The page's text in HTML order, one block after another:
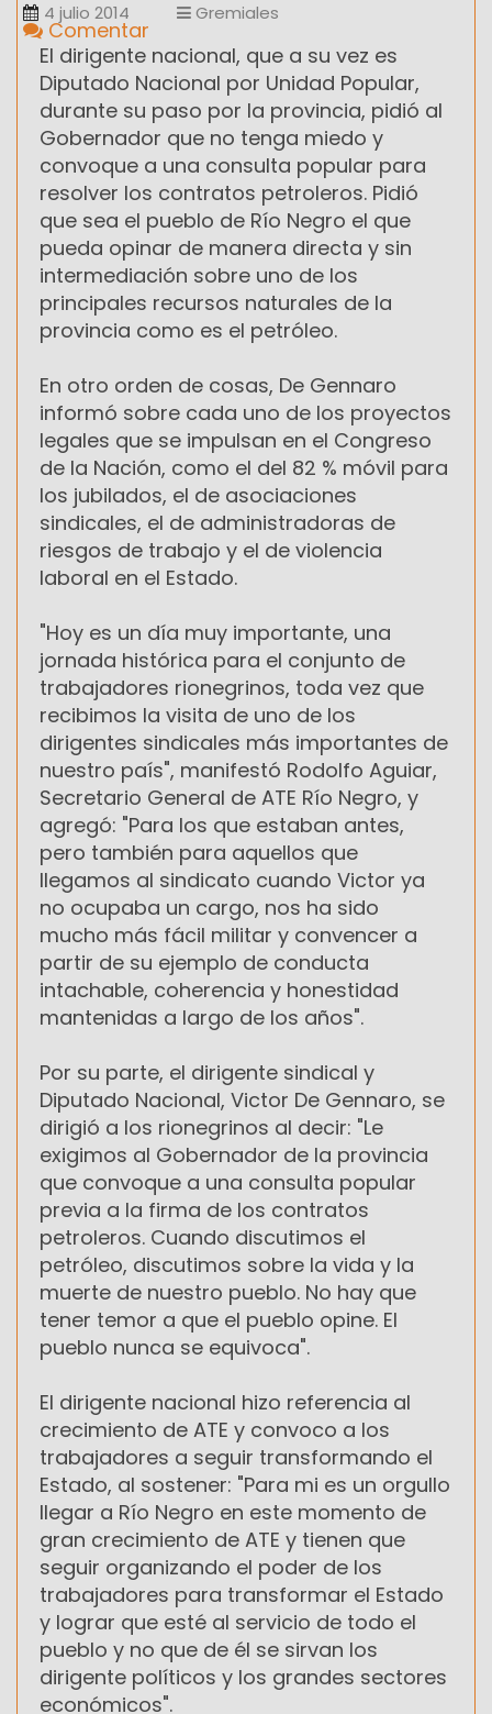
4 julio 2014 Gremiales
Comentar
El dirigente nacional, que a su vez es
Diputado Nacional por Unidad Popular,
‎durante su paso por la provincia, pidió al
Gobernador que no tenga miedo y
convoque a una consulta popular para
resolver los contratos petroleros. Pidió
que sea el pueblo de Río Negro el que
pueda opinar de manera directa y sin
intermediación sobre uno de los
principales recursos naturales de la
provincia como es el petróleo.
En otro orden de cosas, De Gennaro
informó sobre cada uno de los proyectos
legales que se impulsan en el Congreso
de la Nación, como el del 82 % móvil para
los jubilados, el de asociaciones
sindicales, el de administradoras de
riesgos de trabajo y el de violencia
laboral en el Estado.
"Hoy es un día muy importante, una
jornada histórica para el conjunto de
trabajadores rionegrinos, toda vez que
recibimos la visita de uno de los
dirigentes sindicales más importantes de
nuestro país", manifestó Rodolfo Aguiar,
Secretario General de ATE Río Negro, y
agregó: "Para los que estaban antes,
pero también para aquellos que
llegamos al sindicato cuando Victor ya
no ocupaba un cargo, nos ha sido
mucho más fácil militar y convencer ‎a
partir de su ejemplo de conducta
intachable, coherencia y honestidad
mantenidas a largo de los años".
Por su parte, el dirigente sindical y
Diputado Nacional, Victor De Gennaro, se
dirigió a los rionegrinos al decir: "Le
exigimos al Gobernador de la provincia
‎que convoque a una consulta popular
previa a la firma de los contratos
petroleros. Cuando discutimos el
petróleo, discutimos sobre la vida y la
muerte de nuestro pueblo. No hay que
tener temor a que el pueblo opine. El
pueblo nunca se equivoca".
El dirigente nacional hizo referencia al
crecimiento de ATE y convoco a los
trabajadores a seguir transformando el
Estado, al sostener: "‎Para mi es un orgullo
llegar a Río Negro en este momento de
gran crecimiento de ATE y tienen que
seguir organizando el poder de los
trabajadores para transformar el Estado
y lograr que esté al servicio de todo el
pueblo y no que de él se sirvan los
dirigente políticos y los grandes sectores
económicos".